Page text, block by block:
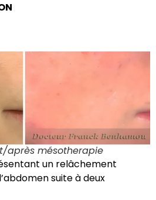
après mésotherapie
un relâchement
suite à deux